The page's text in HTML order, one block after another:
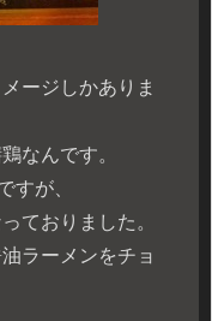
ージしかありま
なんです。
すが、
ておりました。
ラーメンをチョ